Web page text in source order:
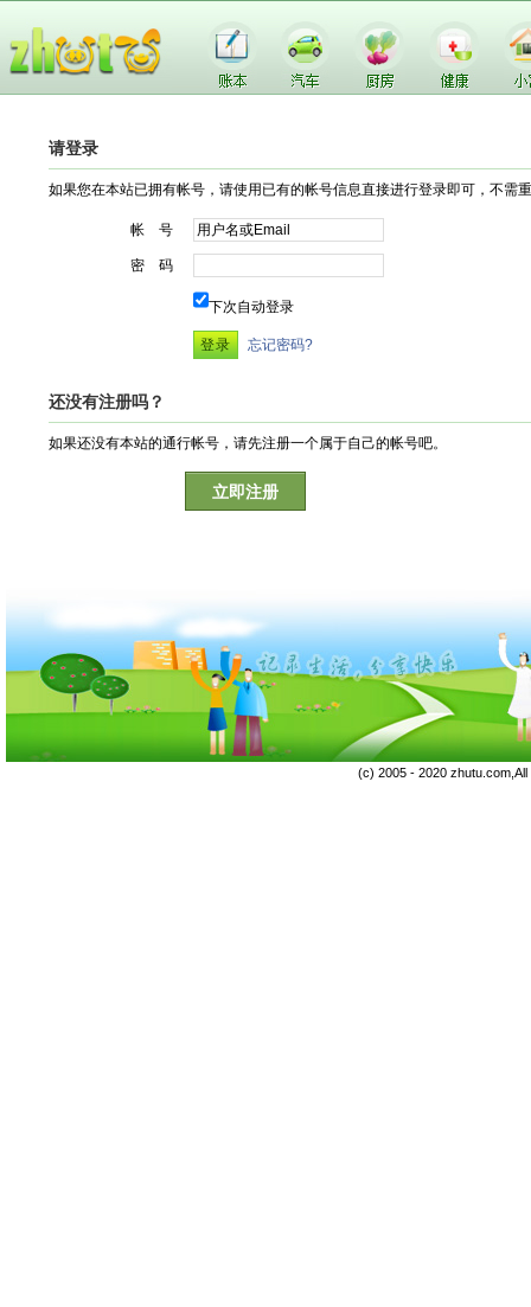
请登录
如果您在本站已拥有帐号，请使用已有的帐号信息直接进行登录即可，不需
帐 号
密 码
下次自动登录
忘记密码?
还没有注册吗？
如果还没有本站的通行帐号，请先注册一个属于自己的帐号吧。
立即注册
(c) 2005 - 2020